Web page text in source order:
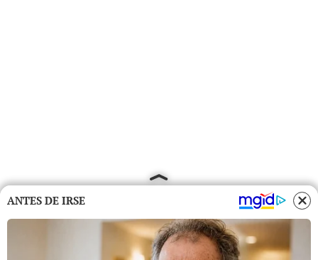
ANTES DE IRSE